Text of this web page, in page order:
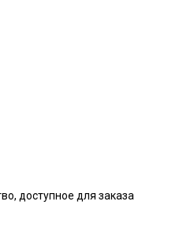
доступное для заказа